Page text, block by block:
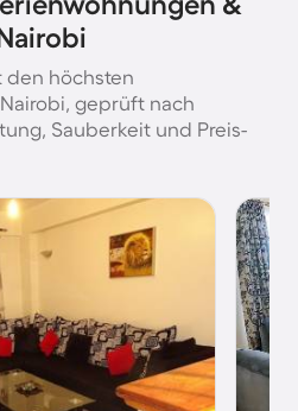
den höchsten
geprüft nach
Sauberkeit und Preis-